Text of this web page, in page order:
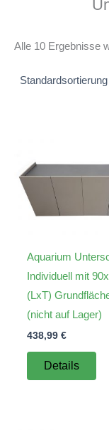
Alle 10 Ergebnisse
Aquarium
Individuell mit
(LxT)
(nicht auf Lager)
438,99 €
Details